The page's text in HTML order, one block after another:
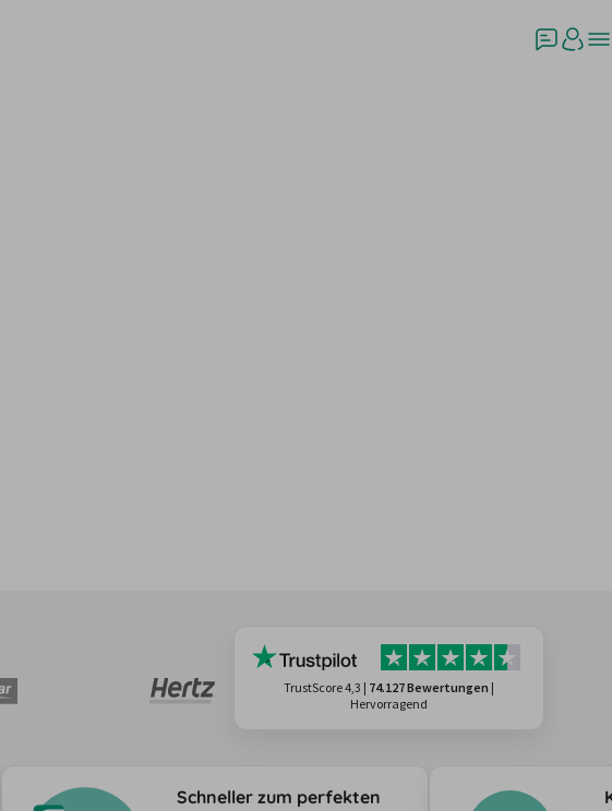
TrustScore 4,3 | 74.127 Bewertungen |
Hervorragend
Schneller zum perfekten